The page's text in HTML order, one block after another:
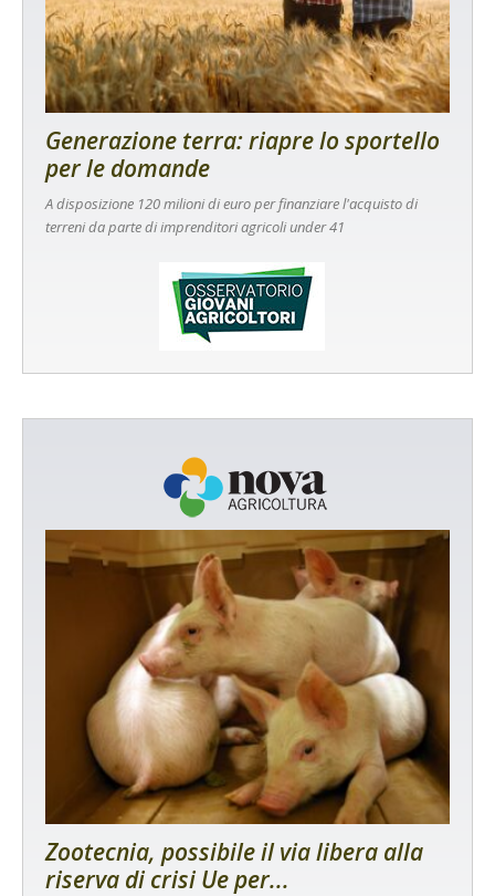
Generazione terra: riapre lo sportello
per le domande
A disposizione 120 milioni di euro per finanziare l'acquisto di
terreni da parte di imprenditori agricoli under 41
Zootecnia, possibile il via libera alla
riserva di crisi Ue per...